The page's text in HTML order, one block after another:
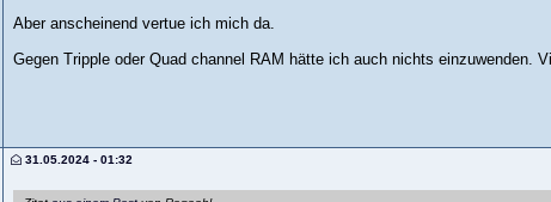
Aber anscheinend vertue ich mich da.
Gegen Tripple oder Quad channel RAM hätte ich auch nichts einzuwenden.
31.05.2024 - 01:32